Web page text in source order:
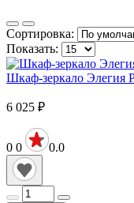
Сортировка:
Показать:
Шкаф-зеркало Элегия
6 025 ₽
0 0 0.0